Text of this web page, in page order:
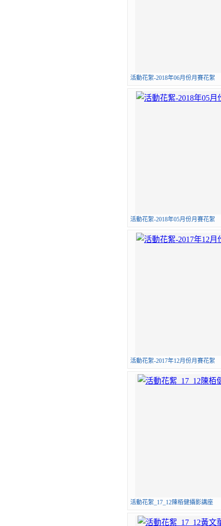
活動花絮-2018年06月份月賽花絮
活動花絮-2018年05月份月賽花絮
活動花絮-2017年12月份月賽花絮
活動花絮_17_12陳栢健攝影講座